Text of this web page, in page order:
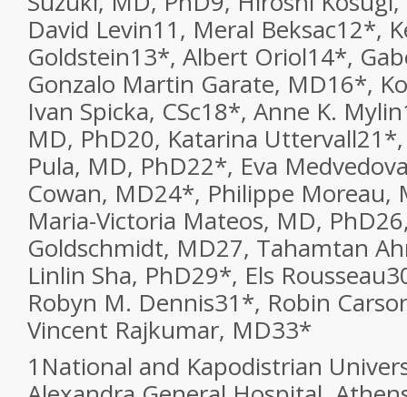
David Levin11, Meral Beksac12*,
Goldstein13*, Albert Oriol14*,
Gonzalo Martin Garate, MD16*,
Ivan Spicka, CSc18*, Anne K. Mylin
MD, PhD20, Katarina Uttervall21*
Pula, MD, PhD22*, Eva
Cowan, MD24*, Philippe Moreau,
Maria-Victoria Mateos, MD, PhD26
Goldschmidt, MD27, Tahamtan
Linlin Sha, PhD29*, Els Rousseau
Robyn M. Dennis31*, Robin
Vincent Rajkumar, MD33*
1 National and Kapodistrian